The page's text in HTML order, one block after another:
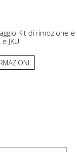
Kit di rimozione
JKU